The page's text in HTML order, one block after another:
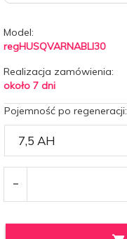
Model:
regHUSQVARNABLI30
Realizacja zamówienia:
około 7 dni
Pojemność po regeneracji: